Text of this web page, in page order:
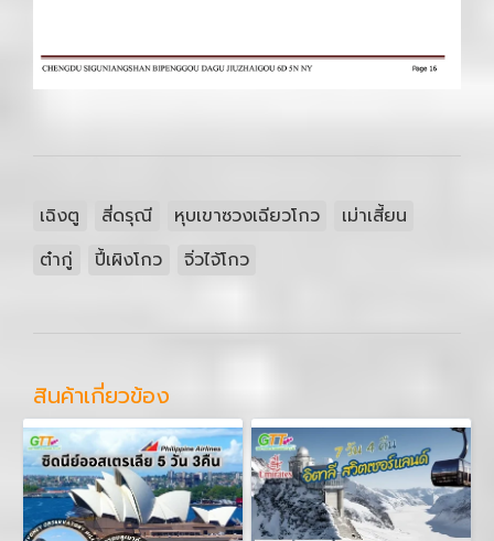
เฉิงตู สี่ดรุณี หุบเขาซวงเฉียวโกว
เม่าเสี้ยน
ต๋ากู่
ปี้เผิงโกว จิ่วไจ้โกว
สินค้าเกี่ยวข้อง